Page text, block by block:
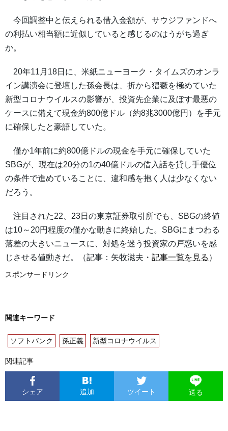
今回調整中と伝えられる借入金額が、サウジファンドへ
の利払い相当額に近似していると感じるのはうがち過ぎ
か。
20年11月18日に、米紙ニューヨーク・タイムズのオンラ
イン講演会に登壇した孫会長は、折から猖獗を極めていた
新型コロナウイルスの影響が、投資先企業に及ぼす最悪の
ケースに備えて現金約800億ドル（約8兆3000億円）を手元
に確保したと豪語していた。
僅か1年前に約800億ドルの現金を手元に確保していた
SBGが、現在は20分の1の40億ドルの借入話を貸し手優位
の条件で進めていることに、違和感を抱く人は少なくない
だろう。
注目された22、23日の東京証券取引所でも、SBGの終値
は10～20円程度の僅かな動きに終始した。SBGにまつわる
落差の大きいニュースに、対処を迷う投資家の戸惑いを感
じさせる値動きだ。（記事：矢牧滋夫・ 記事一覧を見る ）
スポンサードリンク
関連キーワード
ソフトバンク 孫正義 新型コロナウイルス
関連記事
シェア 追加 ツイート 送る